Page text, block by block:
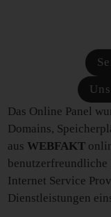
Das Online Panel
Domains,
aus WEBFAKT
benutzerfreundliche
Internet Service
Dienstleistungen